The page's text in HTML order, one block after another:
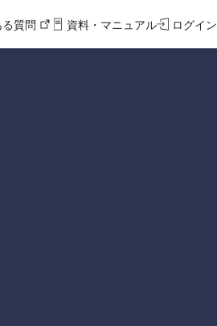
る質問 資料・マニュアル ログイン